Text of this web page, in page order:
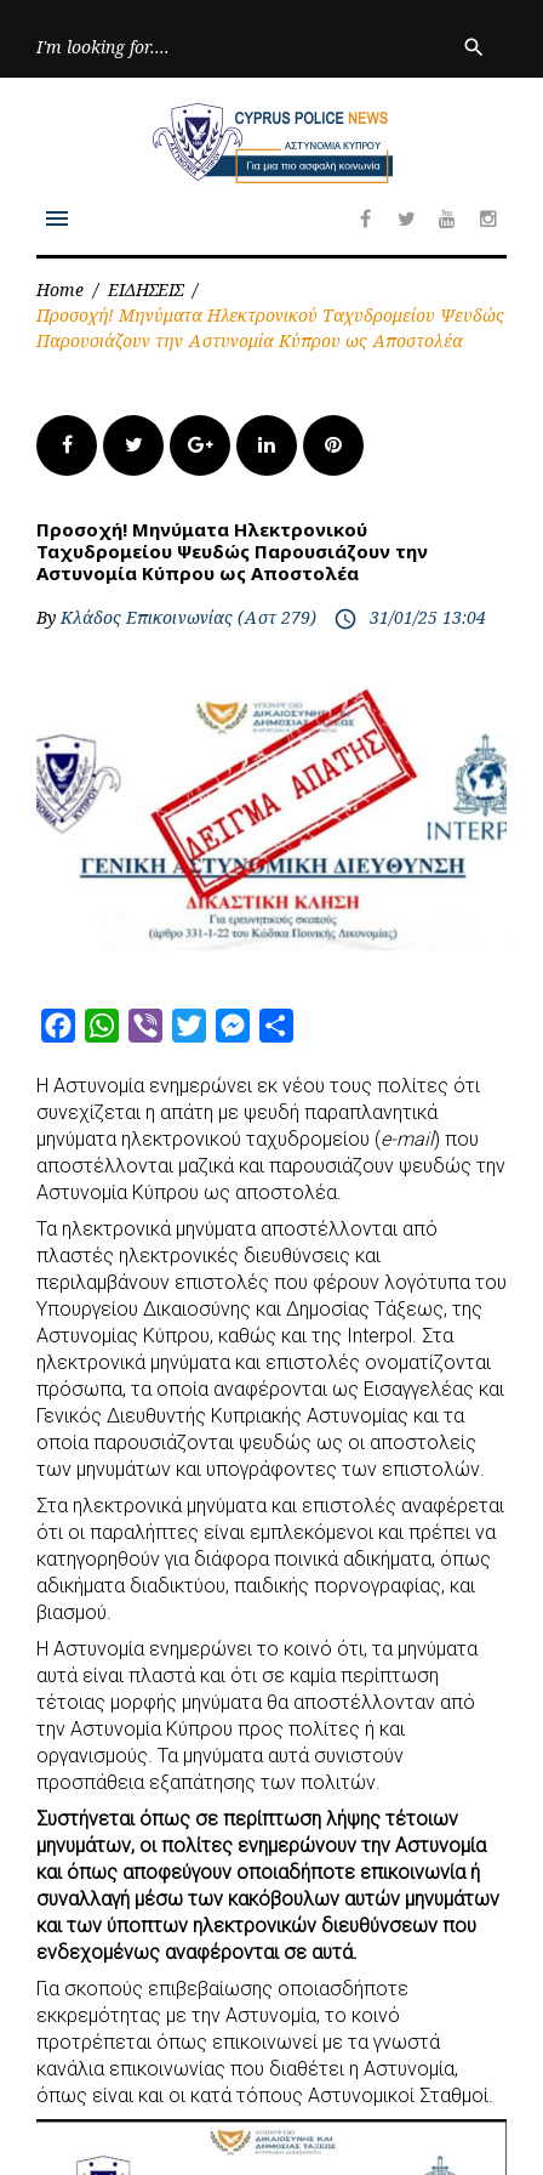
search
Facebook
TwitterYoutube
menu
Home / ΕΙΔΗΣΕΙΣ /
Προσοχή! Μηνύματα Ηλεκτρονικού Ταχυδρομείου Ψευδώς
Παρουσιάζουν την Αστυνομία Κύπρου ως Αποστολέα
FacebookTwitter Google+LinkedInPinterest
Προσοχή! Μηνύματα Ηλεκτρονικού
Ταχυδρομείου Ψευδώς Παρουσιάζουν την
Αστυνομία Κύπρου ως Αποστολέα
ByΚλάδος Επικοινωνίας (Αστ 279) access_time 31/01/25 13:04
c
e
b
o
o
k
W
a
t
s
A
p
p
b
e
r
i
t
t
e
r
s
s
e
n
g
e
r
a
r
e
Η Αστυνομία ενημερώνει εκ νέου τους πολίτες ότι
συνεχίζεται η απάτη με ψευδή παραπλανητικά
μηνύματα ηλεκτρονικού ταχυδρομείου (e-mail) που
αποστέλλονται μαζικά και παρουσιάζουν ψευδώς την
Αστυνομία Κύπρου ως αποστολέα.
Τα ηλεκτρονικά μηνύματα αποστέλλονται από
πλαστές ηλεκτρονικές διευθύνσεις και
περιλαμβάνουν επιστολές που φέρουν λογότυπα του
Υπουργείου Δικαιοσύνης και Δημοσίας Τάξεως, της
Αστυνομίας Κύπρου, καθώς και της Interpol. Στα
ηλεκτρονικά μηνύματα και επιστολές ονοματίζονται
πρόσωπα, τα οποία αναφέρονται ως Εισαγγελέας και
Γενικός Διευθυντής Κυπριακής Αστυνομίας και τα
οποία παρουσιάζονται ψευδώς ως οι αποστολείς
των μηνυμάτων και υπογράφοντες των επιστολών.
Στα ηλεκτρονικά μηνύματα και επιστολές αναφέρεται
ότι οι παραλήπτες είναι εμπλεκόμενοι και πρέπει να
κατηγορηθούν για διάφορα ποινικά αδικήματα, όπως
αδικήματα διαδικτύου, παιδικής πορνογραφίας, και
βιασμού.
Η Αστυνομία ενημερώνει το κοινό ότι, τα μηνύματα
αυτά είναι πλαστά και ότι σε καμία περίπτωση
τέτοιας μορφής μηνύματα θα αποστέλλονταν από
την Αστυνομία Κύπρου προς πολίτες ή και
οργανισμούς. Τα μηνύματα αυτά συνιστούν
προσπάθεια εξαπάτησης των πολιτών.
Συστήνεται όπως σε περίπτωση λήψης τέτοιων
μηνυμάτων, οι πολίτες ενημερώνουν την Αστυνομία
και όπως αποφεύγουν οποιαδήποτε επικοινωνία ή
συναλλαγή μέσω των κακόβουλων αυτών μηνυμάτων
και των ύποπτων ηλεκτρονικών διευθύνσεων που
ενδεχομένως αναφέρονται σε αυτά.
Για σκοπούς επιβεβαίωσης οποιασδήποτε
εκκρεμότητας με την Αστυνομία, το κοινό
προτρέπεται όπως επικοινωνεί με τα γνωστά
κανάλια επικοινωνίας που διαθέτει η Αστυνομία,
όπως είναι και οι κατά τόπους Αστυνομικοί Σταθμοί.